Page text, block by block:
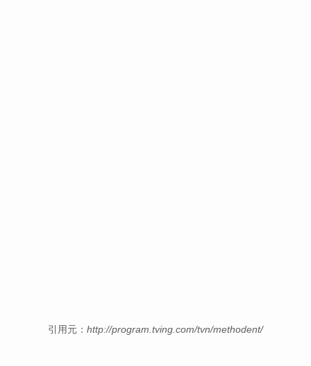
引用元： http://program.tving.com/tvn/methodent/